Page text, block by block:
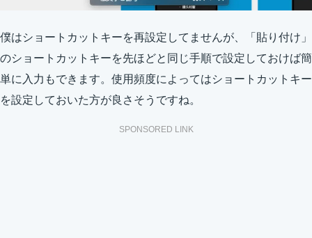
僕はショートカットキーを再設定してませんが、「貼り付け」
のショートカットキーを先ほどと同じ手順で設定しておけば簡
単に入力もできます。使用頻度によってはショートカットキー
を設定しておいた方が良さそうですね。
SPONSORED LINK